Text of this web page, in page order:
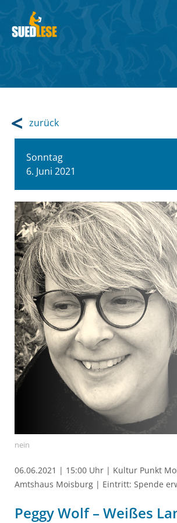
zurück
Sonntag
6. Juni 2021
nein
06.06.2021 | 15:00 Uhr | Kultur Punkt
Amtshaus Moisburg | Eintritt: Spende
Peggy Wolf – Weißes